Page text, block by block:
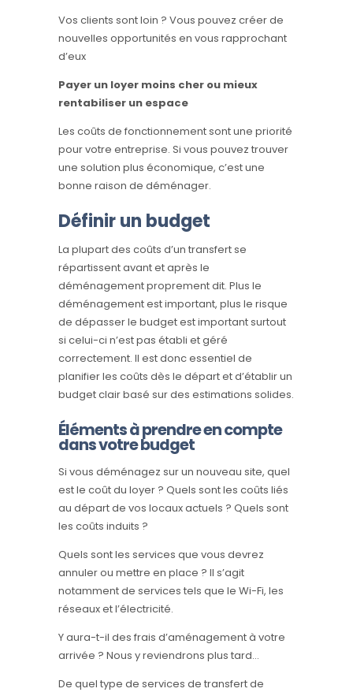
Vos clients sont loin ? Vous pouvez créer de
nouvelles opportunités en vous rapprochant
d’eux
Payer un loyer moins cher ou mieux
rentabiliser un espace
Les coûts de fonctionnement sont une priorité
pour votre entreprise. Si vous pouvez trouver
une solution plus économique, c’est une
bonne raison de déménager.
Définir un budget
La plupart des coûts d’un transfert se
répartissent avant et après le
déménagement proprement dit. Plus le
déménagement est important, plus le risque
de dépasser le budget est important surtout
si celui-ci n’est pas établi et géré
correctement. Il est donc essentiel de
planifier les coûts dès le départ et d’établir un
budget clair basé sur des estimations solides.
Éléments à prendre en compte
dans votre budget
Si vous déménagez sur un nouveau site, quel
est le coût du loyer ? Quels sont les coûts liés
au départ de vos locaux actuels ? Quels sont
les coûts induits ?
Quels sont les services que vous devrez
annuler ou mettre en place ? Il s’agit
notamment de services tels que le Wi-Fi, les
réseaux et l’électricité.
Y aura-t-il des frais d’aménagement à votre
arrivée ? Nous y reviendrons plus tard…
De quel type de services de transfert de